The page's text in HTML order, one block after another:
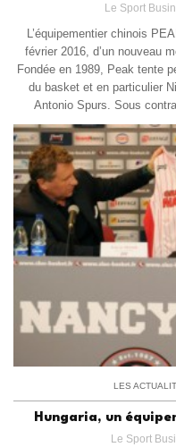
Le Sport
L’équipementier chinois
février 2016, d’un nouveau
Fondée en 1989, Peak tente
du basket et en particulier
Antonio Spurs. Sous
LES
Hungaria, un
Le Sport